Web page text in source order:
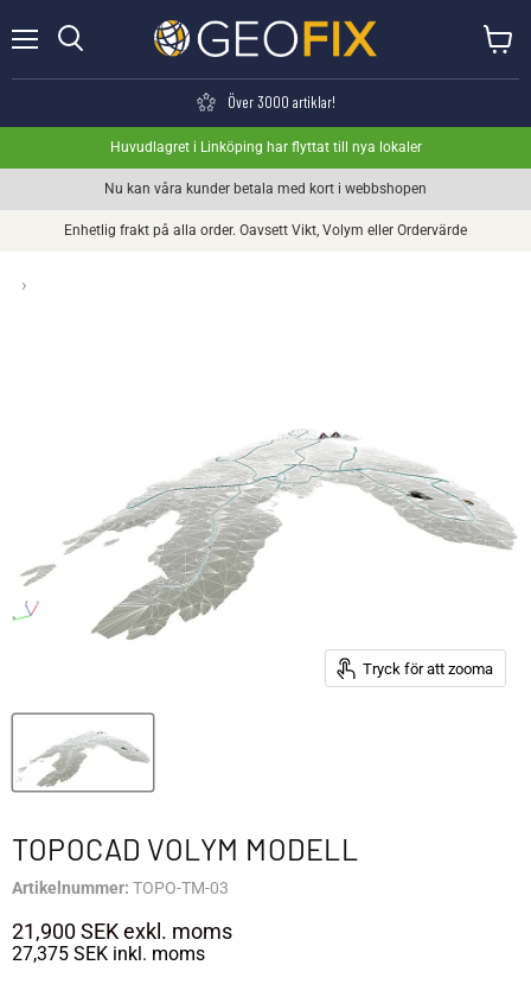
Över 3000 artiklar!
Huvudlagret i Linköping har flyttat till nya lokaler
Nu kan våra kunder betala med kort i webbshopen
Enhetlig frakt på alla order. Oavsett Vikt, Volym eller Ordervärde
›
Tryck för att zooma
TOPOCAD VOLYM MODELL
Artikelnummer: TOPO-TM-03
21,900 SEKexkl. moms
27,375 SEK inkl. moms